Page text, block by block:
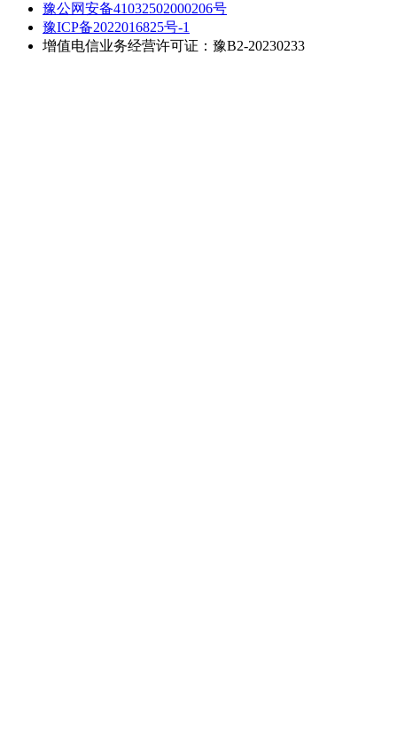
豫公网安备41032502000206号
豫ICP备2022016825号-1
增值电信业务经营许可证：豫B2-20230233